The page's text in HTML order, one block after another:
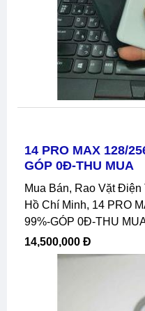
14 PRO MAX 128/
GÓP 0Đ-THU MUA
Mua Bán, Rao Vặt Điện Thoại Iphone Cũ Quận 7
Hồ Chí Minh, 14 PRO
99%-GÓP 0Đ-THU
14,500,000 Đ